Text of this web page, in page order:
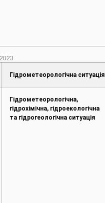
Гідрометеорологічна ситуація
Гідрометеорологічна,
гідрохімічна, гідроекологічна
та гідрогеологічна ситуація